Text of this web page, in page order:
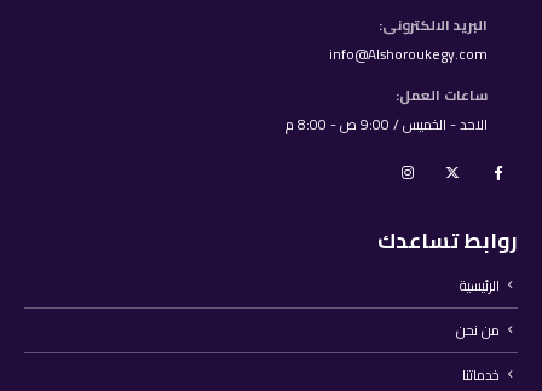
البريد الالكترونى:
info@Alshoroukegy.com
ساعات العمل:
الاحد - الخميس / 9:00 ص - 8:00 م
روابط تساعدك
الرئيسية
من نحن
خدماتنا